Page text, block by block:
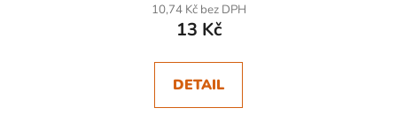
10,74 Kč bez DPH
13 Kč
DETAIL